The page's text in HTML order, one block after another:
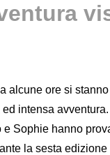
alcune ore si
intensa
Sophie hanno
la sesta